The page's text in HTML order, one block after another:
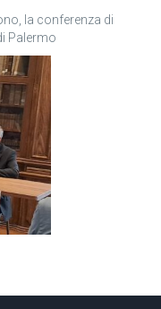
la conferenza di
Palermo